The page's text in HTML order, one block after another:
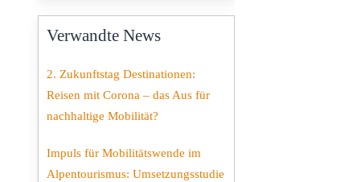
Verwandte News
2. Zukunftstag Destinationen:
Reisen mit Corona – das Aus für
nachhaltige Mobilität?
Impuls für Mobilitätswende im
Alpentourismus: Umsetzungsstudie